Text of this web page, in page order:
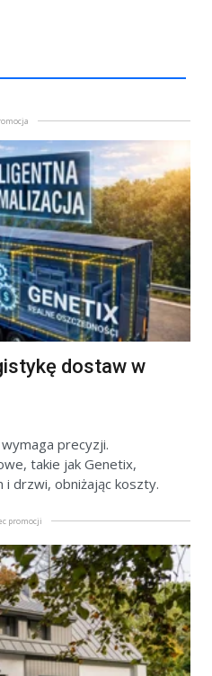
dostaw w
precyzji.
takie jak Genetix,
drzwi, obniżając koszty.
promocji